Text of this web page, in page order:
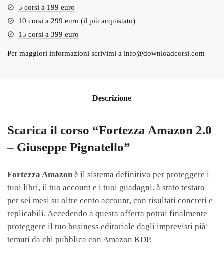
5 corsi a 199 euro
10 corsi a 299 euro (il più acquistato)
15 corsi a 399 euro
Per maggiori informazioni scrivimi a info@downloadcorsi.com
Descrizione
Scarica il corso “Fortezza Amazon 2.0
– Giuseppe Pignatello”
Fortezza Amazon è il sistema definitivo per proteggere i
tuoi libri, il tuo account e i tuoi guadagni. à stato testato
per sei mesi su oltre cento account, con risultati concreti e
replicabili. Accedendo a questa offerta potrai finalmente
proteggere il tuo business editoriale dagli imprevisti pià¹
temuti da chi pubblica con Amazon KDP.